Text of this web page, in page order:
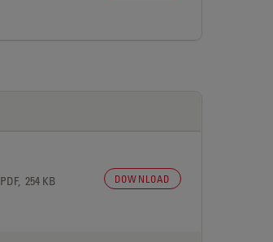
PDF, 254 KB DOWNLOAD